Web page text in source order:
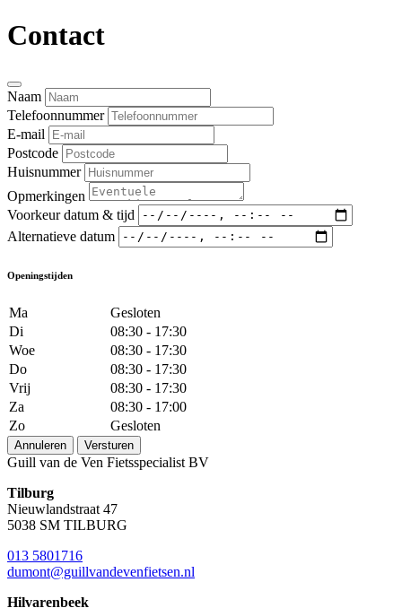
Contact
Naam
Telefoonnummer
E-mail
Postcode
Huisnummer
Opmerkingen
Voorkeur datum & tijd
Alternatieve datum
Openingstijden
Ma
Gesloten
Di
08:30 - 17:30
Woe
08:30 - 17:30
Do
08:30 - 17:30
Vrij
08:30 - 17:30
Za
08:30 - 17:00
Zo
Gesloten
Annuleren Versturen
Guill van de Ven Fietsspecialist BV
Tilburg
Nieuwlandstraat 47
5038 SM TILBURG
013 5801716
dumont@guillvandevenfietsen.nl
Hilvarenbeek